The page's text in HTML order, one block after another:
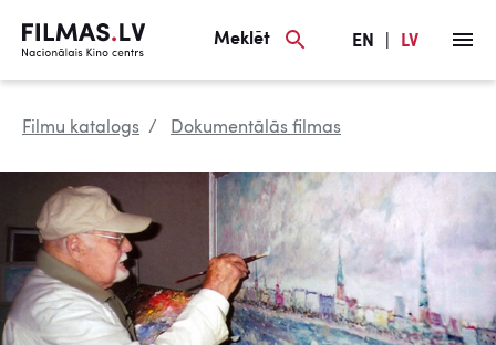
Meklēt EN LV
Filmu katalogs Dokumentālās filmas